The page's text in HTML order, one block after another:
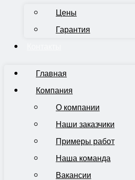
Цены
Гарантия
Главная
Компания
О компании
Наши заказчики
Примеры работ
Наша команда
Вакансии